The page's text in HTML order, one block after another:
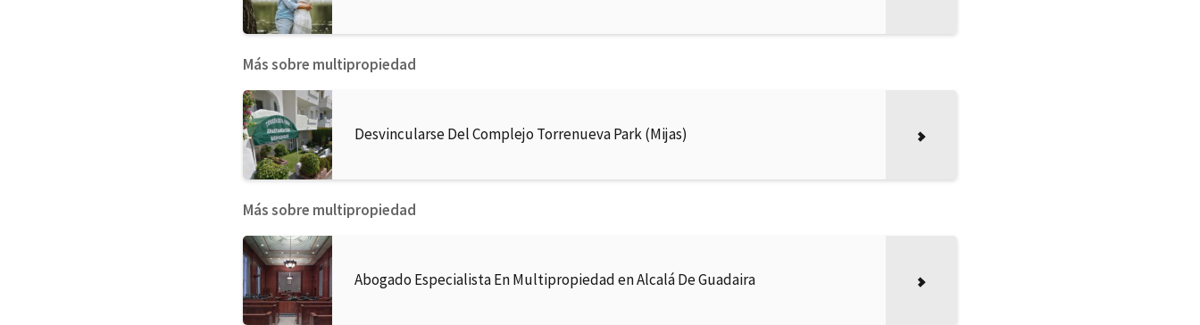
Más sobre multipropiedad
Desvincularse Del Complejo Torrenueva Park (Mijas)
Más sobre multipropiedad
Abogado Especialista En Multipropiedad en Alcalá De Guadaira